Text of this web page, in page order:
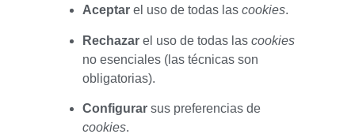
Aceptar el uso de todas las cookies.
Rechazar el uso de todas las cookies
no esenciales (las técnicas son
obligatorias).
Configurar sus preferencias de
cookies.